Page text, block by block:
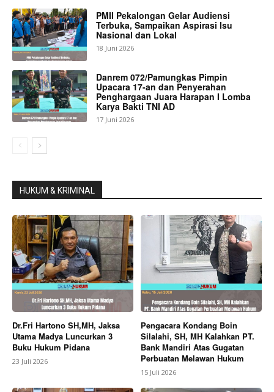
PMII Pekalongan Gelar Audiensi
Terbuka, Sampaikan Aspirasi Isu
Nasional dan Lokal
18 Juni 2026
Danrem 072/Pamungkas Pimpin
Upacara 17-an dan Penyerahan
Penghargaan Juara Harapan I Lomba
Karya Bakti TNI AD
17 Juni 2026
HUKUM & KRIMINAL
Dr.Fri Hartono SH,MH, Jaksa
Utama Madya Luncurkan 3
Buku Hukum Pidana
23 Juli 2026
Pengacara Kondang Boin
Silalahi, SH, MH Kalahkan PT.
Bank Mandiri Atas Gugatan
Perbuatan Melawan Hukum
15 Juli 2026